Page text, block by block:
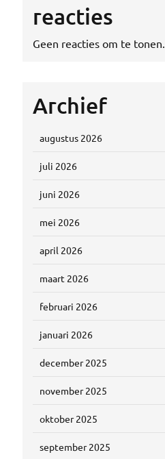
reacties
Geen reacties om te tonen.
Archief
augustus 2026
juli 2026
juni 2026
mei 2026
april 2026
maart 2026
februari 2026
januari 2026
december 2025
november 2025
oktober 2025
september 2025